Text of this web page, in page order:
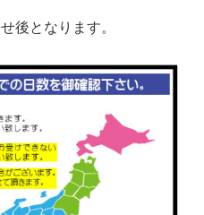
後となります。